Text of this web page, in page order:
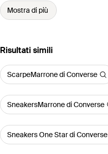
Mostra di più
Risultati simili
ScarpeMarrone di Converse
SneakersMarrone di Converse
Sneakers One Star di Converse